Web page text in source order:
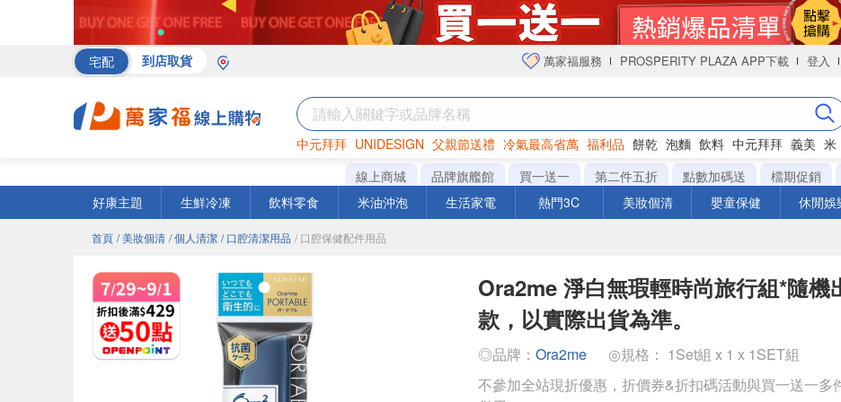
宅配 到店取貨 萬家福服務 PROSPERITY PLAZA APP下載 登入
中元拜拜 UNIDESIGN 父親節送禮 冷氣最高省萬 福利品 餅乾 泡麵 飲料 中元拜拜 義美 米
巧克力 罐頭 衛生紙
線上商城 品牌旗艦館 買一送一 第二件五折 點數加碼送 檔期促銷
好康主題
生鮮冷凍 飲料零食 米油沖泡 生活家電 熱門3C 美妝個清 嬰童保健 休閒娛
首頁 / 美妝個清 / 個人清潔 / 口腔清潔用品 / 口腔保健配件用品
Ora2me 淨白無瑕輕時尚旅行組*隨機
款，以實際出貨為準。
◎品牌： Ora2me
◎規格： 1Set組 x 1 x 1SET組
不參加全站現折優惠，折價券&折扣碼活動與買一送一多